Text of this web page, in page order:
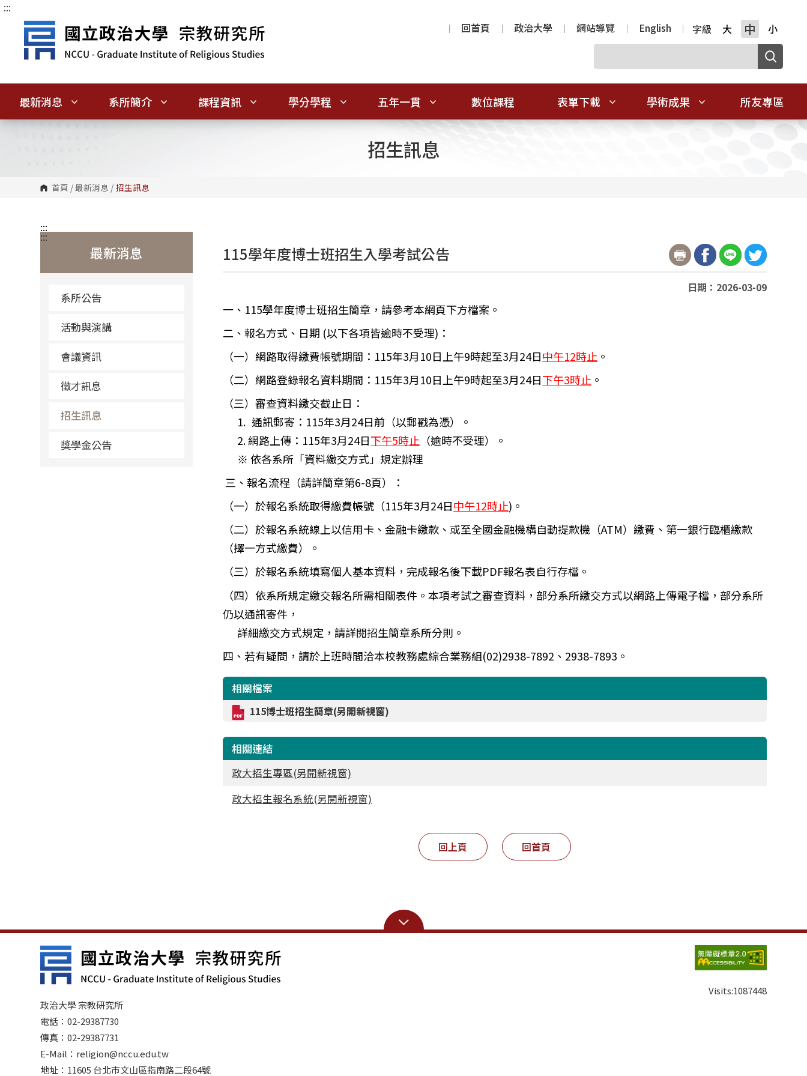
跳
:::
回首頁
政治大學 網站導覽 English 字級 大 中 小
最新消息 系所簡介 課程資訊 學分學程 五年一貫 數位課程 表單下載 學術成果 所友專區
招生訊息
首頁 /最新消息 / 招生訊息
:::
最新消息
系所公告
活動與演講
會議資訊
徵才訊息
招生訊息
獎學金公告
:::
115學年度博士班招生入學考試公告
日期：2026-03-09
一、115學年度博士班招生簡章，請參考本網頁下方檔案。
二、報名方式、日期 (以下各項皆逾時不受理)：
（一）網路取得繳費帳號期間：115年3月10日上午9時起至3月24日中午12時止 。
（二）網路登錄報名資料期間：115年3月10日上午9時起至3月24日下午3時止 。
（三）審查資料繳交截止日：
1. 通訊郵寄：115年3月24日前（以郵戳為憑）。
2. 網路上傳：115年3月24日下午5時止 （逾時不受理）。
※ 依各系所「資料繳交方式」規定辦理
三、報名流程 （請詳簡章第6-8頁）
：
（一）於報名系統取得繳費帳號 （115年3月24日中午12時止) 。
（二）於報名系統線上以信用卡、金融卡繳款、或至全國金融機構自動提款機（ATM）繳費、第一銀行臨櫃繳款
（擇一方式繳費）。
（三）於報名系統填寫個人基本資料，完成報名後下載PDF報名表自行存檔。
（四）依系所規定繳交報名所需相關表件。本項考試之審查資料，部分系所繳交方式以網路上傳電子檔，部分系所
仍以通訊寄件，
詳細繳交方式規定，請詳閱招生簡章系所分則。
四、若有疑問，請於上班時間洽本校教務處綜合業務組(02)2938-7892 、2938-7893。
相關檔案
115博士班招生簡章(另開新視窗)
相關連結
政大招生專區(另開新視窗)
政大招生報名系統(另開新視窗)
回上頁 回首頁
政治大學 宗教研究所
電話：02-29387730
傳真：02-29387731
E-Mail：religion@nccu.edu.tw
地址：11605 台北市文山區指南路二段64號
Visits:1087448